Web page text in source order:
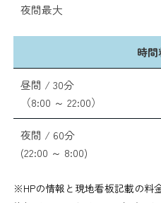
夜間最大
時
昼間 / 30分
（8:00 ～ 22:00）
夜間 / 60分
(22:00 ～ 8:00)
※HPの情報と現地看板記載の料